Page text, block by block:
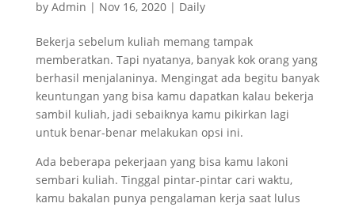
by Admin | Nov 16, 2020| Daily
Bekerja sebelum kuliah memang tampak
memberatkan. Tapi nyatanya, banyak kok orang yang
berhasil menjalaninya. Mengingat ada begitu banyak
keuntungan yang bisa kamu dapatkan kalau bekerja
sambil kuliah, jadi sebaiknya kamu pikirkan lagi
untuk benar-benar melakukan opsi ini.
Ada beberapa pekerjaan yang bisa kamu lakoni
sembari kuliah. Tinggal pintar-pintar cari waktu,
kamu bakalan punya pengalaman kerja saat lulus